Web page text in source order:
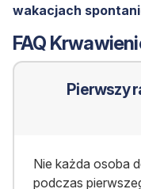
wakacjach
FAQ
Pierwszy
Nie każda osoba
podczas